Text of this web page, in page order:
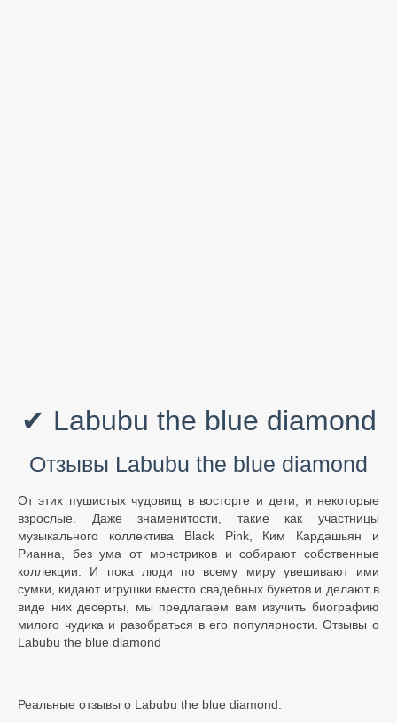
✔ Labubu the blue diamond
Отзывы Labubu the blue diamond
От этих пушистых чудовищ в восторге и дети, и некоторые
взрослые. Даже знаменитости, такие как участницы
музыкального коллектива Black Pink, Ким Кардашьян и
Рианна, без ума от монстриков и собирают собственные
коллекции. И пока люди по всему миру увешивают ими
сумки, кидают игрушки вместо свадебных букетов и делают в
виде них десерты, мы предлагаем вам изучить биографию
милого чудика и разобраться в его популярности. Отзывы о
Labubu the blue diamond
Реальные отзывы о Labubu the blue diamond.